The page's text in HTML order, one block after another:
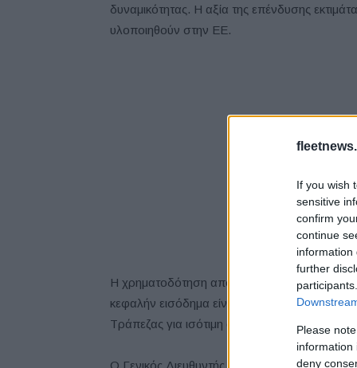
If you wish
sensitive
confirm
continue
information
further
Please
information
deny
δυναμικότητας. Η αξία της επένδυσης
υλοποιηθούν στην ΕΕ.
Η χρηματοδότηση από την ΕΤΕπ θα
κεφαλήν εισόδημα είναι χαμηλότερο από
Τράπεζας για ισότιμη ανάπτυξη και
Ο Γενικός Διευθυντής της ΕΤΕπ και Head of